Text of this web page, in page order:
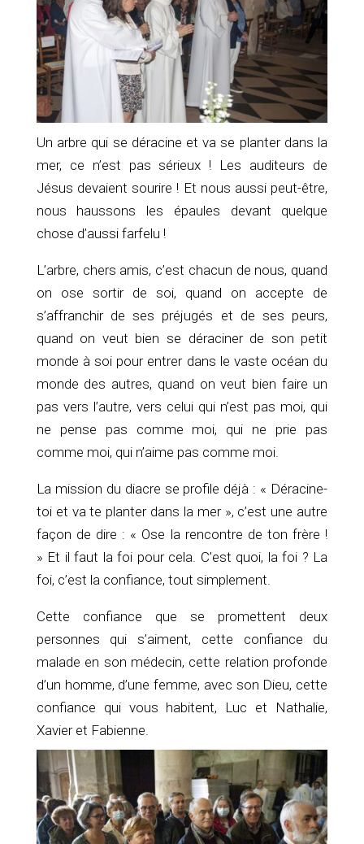
Un arbre qui se déracine et va se planter dans la
mer, ce n’est pas sérieux ! Les auditeurs de
Jésus devaient sourire ! Et nous aussi peut-être,
nous haussons les épaules devant quelque
chose d’aussi farfelu !
L’arbre, chers amis, c’est chacun de nous, quand
on ose sortir de soi, quand on accepte de
s’affranchir de ses préjugés et de ses peurs,
quand on veut bien se déraciner de son petit
monde à soi pour entrer dans le vaste océan du
monde des autres, quand on veut bien faire un
pas vers l’autre, vers celui qui n’est pas moi, qui
ne pense pas comme moi, qui ne prie pas
comme moi, qui n’aime pas comme moi.
La mission du diacre se profile déjà : « Déracine-
toi et va te planter dans la mer », c’est une autre
façon de dire : « Ose la rencontre de ton frère !
» Et il faut la foi pour cela. C’est quoi, la foi ? La
foi, c’est la confiance, tout simplement.
Cette confiance que se promettent deux
personnes qui s’aiment, cette confiance du
malade en son médecin, cette relation profonde
d’un homme, d’une femme, avec son Dieu, cette
confiance qui vous habitent, Luc et Nathalie,
Xavier et Fabienne.